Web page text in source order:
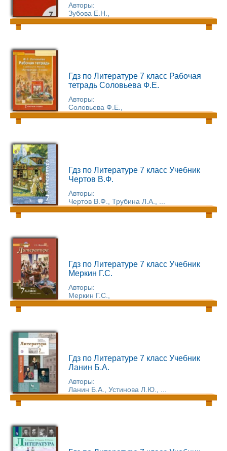
Авторы:
Зубова Е.Н.,
Гдз по Литературе 7 класс Рабочая
тетрадь Соловьева Ф.Е.
Авторы:
Соловьева Ф.Е.,
Гдз по Литературе 7 класс Учебник
Чертов В.Ф.
Авторы:
Чертов В.Ф., Трубина Л.А., ...
Гдз по Литературе 7 класс Учебник
Меркин Г.С.
Авторы:
Меркин Г.С.,
Гдз по Литературе 7 класс Учебник
Ланин Б.А.
Авторы:
Ланин Б.А., Устинова Л.Ю., ...